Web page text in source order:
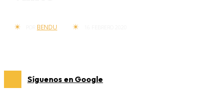
BENDU
Síguenos en Google